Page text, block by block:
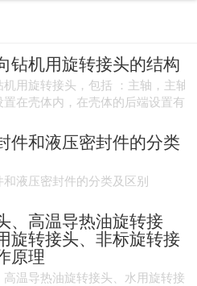
钻机用旋转接头的结构
机用旋转接头，包括 ：主轴，主轴
置在壳体内，在壳体的后端设置有
与旋转接头之间设置有弹簧……
件和液压密封件的分类
液压密封件的分类及区别
、高温导热油旋转接
旋转接头、非标旋转接
原理
高温导热油旋转接头、水用旋转接